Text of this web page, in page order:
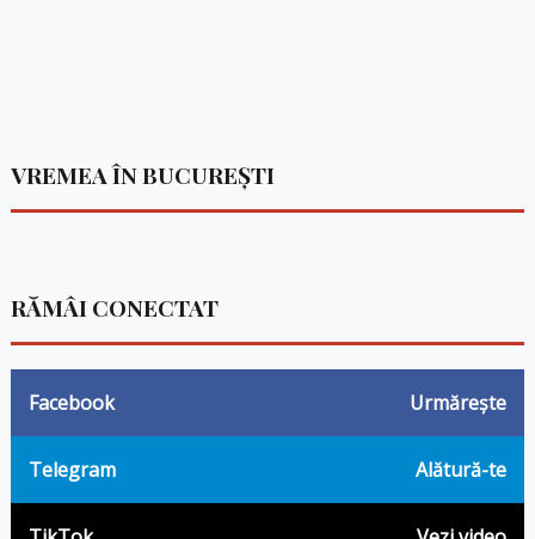
VREMEA ÎN BUCUREȘTI
RĂMÂI CONECTAT
Facebook Urmărește
Telegram Alătură-te